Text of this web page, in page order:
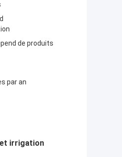
de produits
par an
et irrigation